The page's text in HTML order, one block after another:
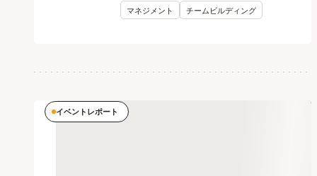
マネジメント チームビルディング
イベントレポート